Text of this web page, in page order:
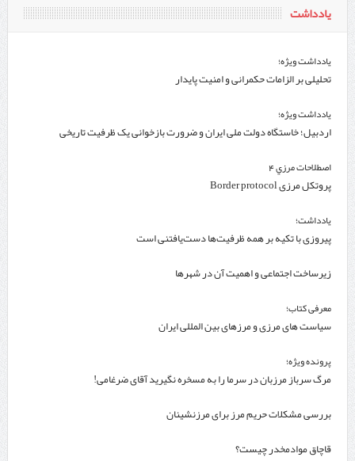
یادداشت
یادداشت ویژه؛
تحلیلی بر الزامات حکمرانی و امنیت پایدار
یادداشت ویژه؛
اردبیل؛ خاستگاه دولت ملی ایران و ضرورت بازخوانی یک ظرفیت تاریخی
اصطلاحات مرزي 4
پروتکل مرزی Border protocol
یادداشت؛
پیروزی با تکیه بر همه ظرفیت‌ها دست‌یافتنی است
زیرساخت اجتماعی و اهمیت آن در شهرها
معرفی کتاب؛
سیاست های مرزی و مرزهای بین المللی ایران
پرونده ویژه؛
مرگ سرباز مرزبان در سرما را به مسخره نگیرید آقای ضرغامی!
بررسی مشکلات حریم مرز برای مرزنشینان
قاچاق موادمخدر چیست؟